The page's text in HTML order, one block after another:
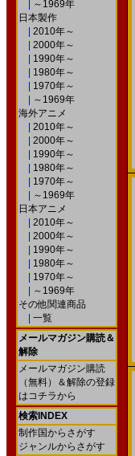
～1969年
日本製作
2010年～
2000年～
1990年～
1980年～
1970年～
～1969年
海外アニメ
2010年～
2000年～
1990年～
1980年～
1970年～
～1969年
日本アニメ
2010年～
2000年～
1990年～
1980年～
1970年～
～1969年
その他関連商品
一覧
メールマガジン購読＆
解除
メールマガジン購読
（無料）＆解除の登録
はコチラから
検索INDEX
制作国からさがす
ジャンルからさがす